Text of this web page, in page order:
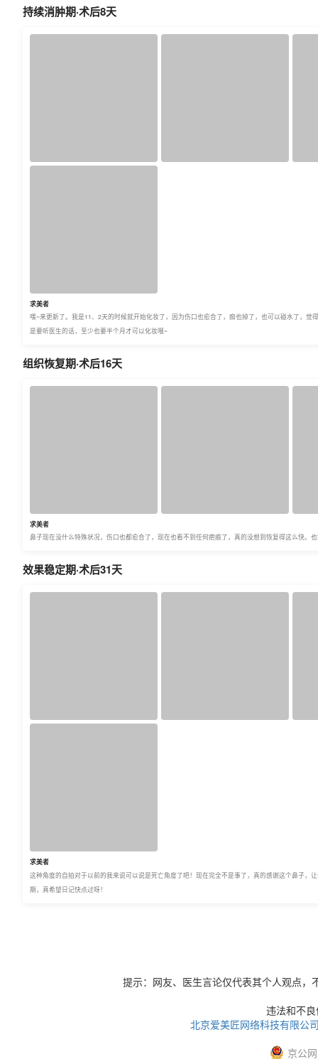
持续消肿期·术后8天
求美者
嘿~来更新了。我是11、2天的时候就开始化妆了，因为伤口也愈合了，痂也掉了，也可以碰水了，
是要听医生的话，至少也要半个月才可以化妆哦~
组织恢复期·术后16天
求美者
鼻子现在没什么特殊状况，伤口也都愈合了，现在也看不到任何疤痕了，真的没想到恢复得这么快
效果稳定期·术后31天
求美者
这种角度的自拍对于以前的我来说可以说是死亡角度了吧！现在完全不是事了，真的感谢这个鼻子
期，真希望日记快点过呀！
提示：网友、医生言论仅代表其个人观点
违法和不
北京爱美匠网络科技有限公
京公